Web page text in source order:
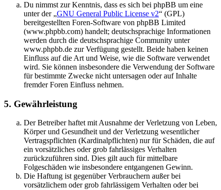
Du nimmst zur Kenntnis, dass es sich bei phpBB um eine
unter der „GNU General Public License v2“ (GPL)
bereitgestellten Foren-Software von phpBB Limited
(www.phpbb.com) handelt; deutschsprachige Informationen
werden durch die deutschsprachige Community unter
www.phpbb.de zur Verfügung gestellt. Beide haben keinen
Einfluss auf die Art und Weise, wie die Software verwendet
wird. Sie können insbesondere die Verwendung der Software
für bestimmte Zwecke nicht untersagen oder auf Inhalte
fremder Foren Einfluss nehmen.
5. Gewährleistung
Der Betreiber haftet mit Ausnahme der Verletzung von Leben,
Körper und Gesundheit und der Verletzung wesentlicher
Vertragspflichten (Kardinalpflichten) nur für Schäden, die auf
ein vorsätzliches oder grob fahrlässiges Verhalten
zurückzuführen sind. Dies gilt auch für mittelbare
Folgeschäden wie insbesondere entgangenen Gewinn.
Die Haftung ist gegenüber Verbrauchern außer bei
vorsätzlichem oder grob fahrlässigem Verhalten oder bei